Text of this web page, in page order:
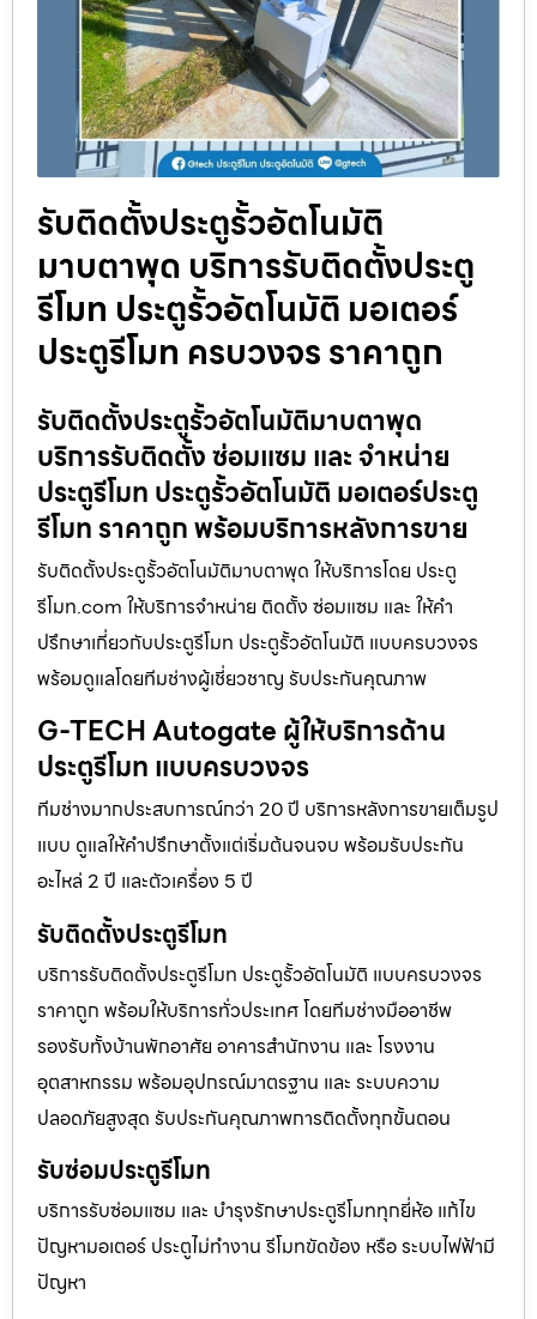
รับติดตั้งประตูรั้วอัตโนมัติ
มาบตาพุด บริการรับติดตั้งประตู
รีโมท ประตูรั้วอัตโนมัติ มอเตอร์
ประตูรีโมท ครบวงจร ราคาถูก
รับติดตั้งประตูรั้วอัตโนมัติมาบตาพุด
บริการรับติดตั้ง ซ่อมแซม และ จำหน่าย
ประตูรีโมท ประตูรั้วอัตโนมัติ มอเตอร์ประตู
รีโมท ราคาถูก พร้อมบริการหลังการขาย
รับติดตั้งประตูรั้วอัตโนมัติมาบตาพุด ให้บริการโดย ประตู
รีโมท.com ให้บริการจำหน่าย ติดตั้ง ซ่อมแซม และ ให้คำ
ปรึกษาเกี่ยวกับประตูรีโมท ประตูรั้วอัตโนมัติ แบบครบวงจร
พร้อมดูแลโดยทีมช่างผู้เชี่ยวชาญ รับประกันคุณภาพ
G-TECH Autogate ผู้ให้บริการด้าน
ประตูรีโมท แบบครบวงจร
ทีมช่างมากประสบการณ์กว่า 20 ปี บริการหลังการขายเต็มรูป
แบบ ดูแลให้คำปรึกษาตั้งแต่เริ่มต้นจนจบ พร้อมรับประกัน
อะไหล่ 2 ปี และตัวเครื่อง 5 ปี
รับติดตั้งประตูรีโมท
บริการรับติดตั้งประตูรีโมท ประตูรั้วอัตโนมัติ แบบครบวงจร
ราคาถูก พร้อมให้บริการทั่วประเทศ โดยทีมช่างมืออาชีพ
รองรับทั้งบ้านพักอาศัย อาคารสำนักงาน และ โรงงาน
อุตสาหกรรม พร้อมอุปกรณ์มาตรฐาน และ ระบบความ
ปลอดภัยสูงสุด รับประกันคุณภาพการติดตั้งทุกขั้นตอน
รับซ่อมประตูรีโมท
บริการรับซ่อมแซม และ บำรุงรักษาประตูรีโมททุกยี่ห้อ แก้ไข
ปัญหามอเตอร์ ประตูไม่ทำงาน รีโมทขัดข้อง หรือ ระบบไฟฟ้ามี
ปัญหา